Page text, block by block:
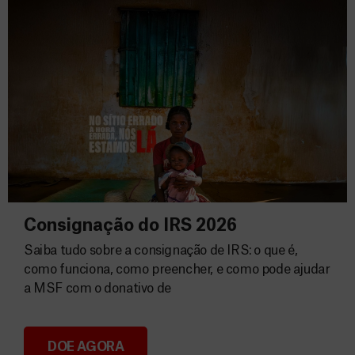
Consignação do IRS 2026
Saiba tudo sobre a consignação de IRS: o que é,
como funciona, como preencher, e como pode ajudar
a MSF com o donativo de
DOE AGORA